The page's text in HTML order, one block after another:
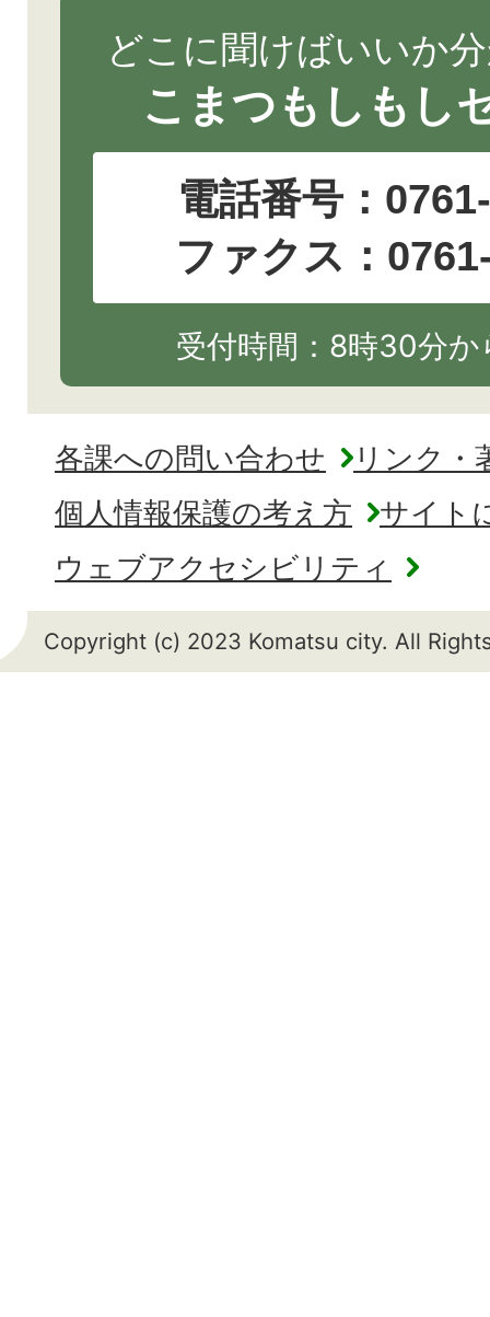
どこに聞けばいいか
こまつもしもし
電話番号：
ファクス：
受付時間：8時30分
各課への問い合わせ
リンク・
個人情報保護の考え方
サイト
ウェブアクセシビリティ
Copyright (c) 2023 Komatsu city. All